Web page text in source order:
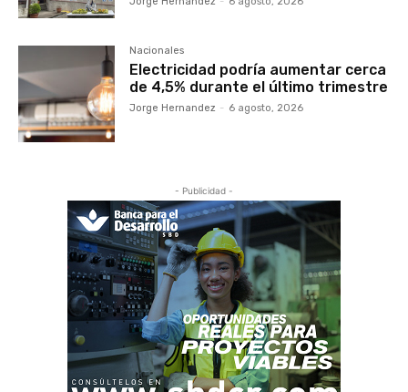
Nacionales
Electricidad podría aumentar cerca
de 4,5% durante el último trimestre
Jorge Hernandez - 6 agosto, 2026
- Publicidad -